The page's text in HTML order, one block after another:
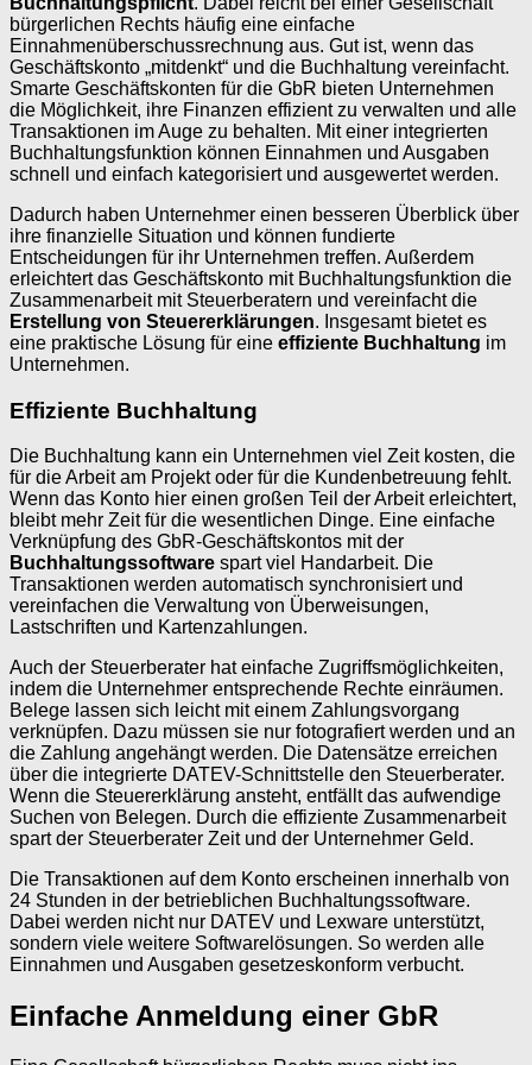
bürgerlichen Rechts häufig eine einfache
Einnahmenüberschussrechnung aus. Gut ist, wenn das
Geschäftskonto „mitdenkt“ und die Buchhaltung vereinfacht.
Smarte Geschäftskonten für die GbR bieten Unternehmen
die Möglichkeit, ihre Finanzen effizient zu verwalten und alle
Transaktionen im Auge zu behalten. Mit einer integrierten
Buchhaltungsfunktion können Einnahmen und Ausgaben
schnell und einfach kategorisiert und ausgewertet werden.
Dadurch haben Unternehmer einen besseren Überblick über
ihre finanzielle Situation und können fundierte
Entscheidungen für ihr Unternehmen treffen. Außerdem
erleichtert das Geschäftskonto mit Buchhaltungsfunktion die
Zusammenarbeit mit Steuerberatern und vereinfacht die
Erstellung von Steuererklärungen. Insgesamt bietet es
eine praktische Lösung für eine effiziente Buchhaltung im
Unternehmen.
Effiziente Buchhaltung
Die Buchhaltung kann ein Unternehmen viel Zeit kosten, die
für die Arbeit am Projekt oder für die Kundenbetreuung fehlt.
Wenn das Konto hier einen großen Teil der Arbeit erleichtert,
bleibt mehr Zeit für die wesentlichen Dinge. Eine einfache
Verknüpfung des GbR-Geschäftskontos mit der
Buchhaltungssoftware spart viel Handarbeit. Die
Transaktionen werden automatisch synchronisiert und
vereinfachen die Verwaltung von Überweisungen,
Lastschriften und Kartenzahlungen.
Auch der Steuerberater hat einfache Zugriffsmöglichkeiten,
indem die Unternehmer entsprechende Rechte einräumen.
Belege lassen sich leicht mit einem Zahlungsvorgang
verknüpfen. Dazu müssen sie nur fotografiert werden und an
die Zahlung angehängt werden. Die Datensätze erreichen
über die integrierte DATEV-Schnittstelle den Steuerberater.
Wenn die Steuererklärung ansteht, entfällt das aufwendige
Suchen von Belegen. Durch die effiziente Zusammenarbeit
spart der Steuerberater Zeit und der Unternehmer Geld.
Die Transaktionen auf dem Konto erscheinen innerhalb von
24 Stunden in der betrieblichen Buchhaltungssoftware.
Dabei werden nicht nur DATEV und Lexware unterstützt,
sondern viele weitere Softwarelösungen. So werden alle
Einnahmen und Ausgaben gesetzeskonform verbucht.
Einfache Anmeldung einer GbR